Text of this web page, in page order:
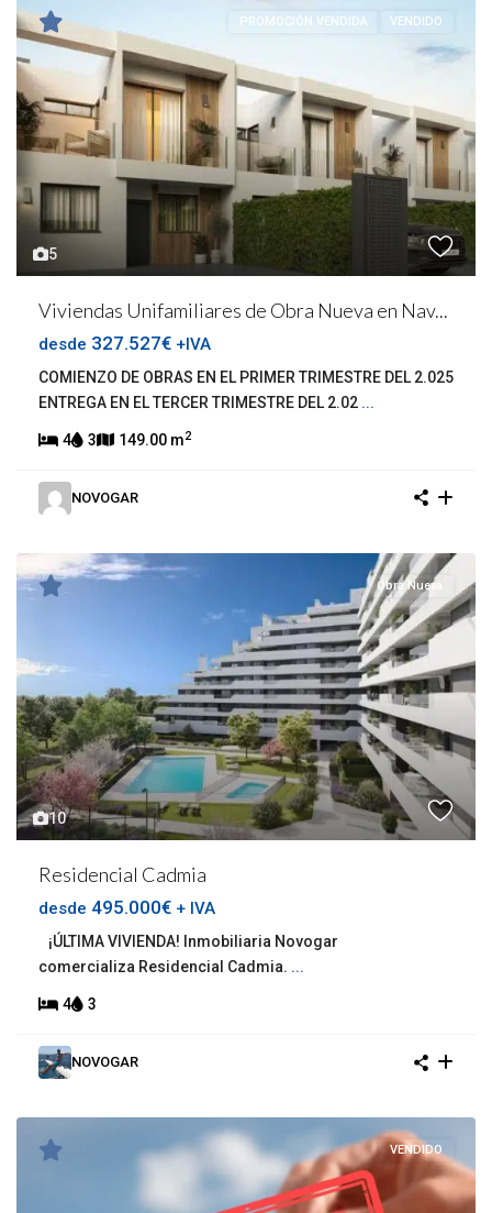
5
PROMOCIÓN VENDIDA VENDIDO
Viviendas Unifamiliares de Obra Nueva en Nav...
desde 327.527€ +IVA
COMIENZO DE OBRAS EN EL PRIMER TRIMESTRE DEL 2.025
ENTREGA EN EL TERCER TRIMESTRE DEL 2.02 ...
4 3 149.00 m2
NOVOGAR
10
Obra Nueva
Residencial Cadmia
desde 495.000€ + IVA
¡ÚLTIMA VIVIENDA! Inmobiliaria Novogar
comercializa Residencial Cadmia. ...
4 3
NOVOGAR
VENDIDO